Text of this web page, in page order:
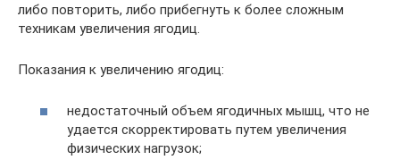
либо повторить, либо прибегнуть к более сложным
техникам увеличения ягодиц.
Показания к увеличению ягодиц:
недостаточный объем ягодичных мышц, что не
удается скорректировать путем увеличения
физических нагрузок;